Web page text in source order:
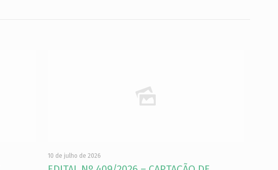
10 de julho de 2026